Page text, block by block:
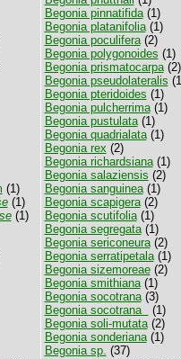
(1)
(1)
(1)
Begonia pinnatifida(1)
Begonia platanifolia(1)
Begonia poculifera(2)
Begonia polygonoides (1)
Begonia prismatocarpa(2)
Begonia pseudolateralis
Begonia pteridoides (1)
Begonia pulcherrima(1)
Begonia pustulata(1)
Begonia quadrialata(1)
Begonia rex (2)
Begonia richardsiana(1)
Begonia salaziensis (2)
Begonia sanguinea(1)
Begonia scapigera(2)
Begonia scutifolia(1)
Begonia segregata(1)
Begonia sericoneura(2)
Begonia serratipetala(1)
Begonia sizemoreae(2)
Begonia smithiana(1)
Begonia socotrana(3)
Begonia socotrana
(1)
Begonia soli-mutata(2)
Begonia sonderiana(1)
Begonia sp. (37)